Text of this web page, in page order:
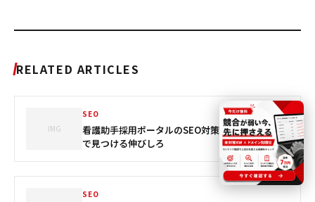
RELATED ARTICLES
IMG
SEO
看護助手採用ポータルのSEO対策｜実データ分析
で見つける伸びしろ
SEO